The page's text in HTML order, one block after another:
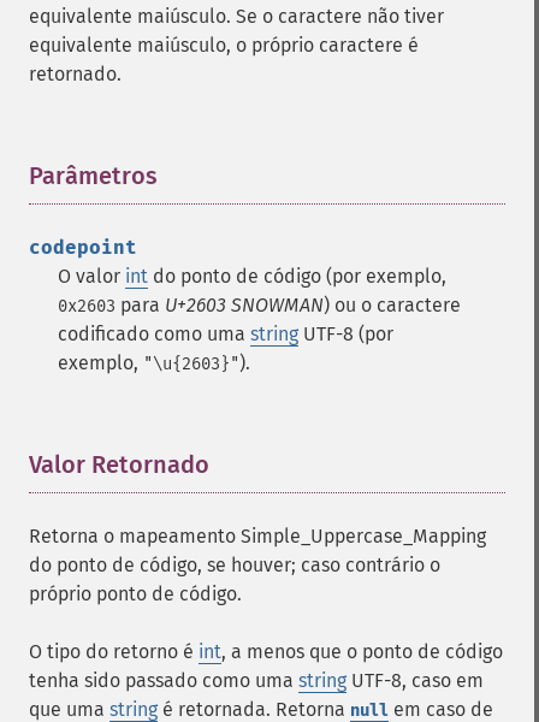
equivalente maiúsculo. Se o caractere não tiver
equivalente maiúsculo, o próprio caractere é
retornado.
Parâmetros
codepoint
O valor int do ponto de código (por exemplo,
0x2603 para U+2603 SNOWMAN) ou o caractere
codificado como uma string UTF-8 (por
exemplo, "\u{2603}").
Valor Retornado
Retorna o mapeamento Simple_Uppercase_Mapping
do ponto de código, se houver; caso contrário o
próprio ponto de código.
O tipo do retorno é int, a menos que o ponto de código
tenha sido passado como uma string UTF-8, caso em
que uma string é retornada. Retorna null em caso de